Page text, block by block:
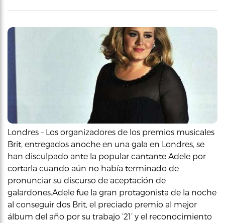
Londres – Los organizadores de los premios musicales
Brit, entregados anoche en una gala en Londres, se
han disculpado ante la popular cantante Adele por
cortarla cuando aún no había terminado de
pronunciar su discurso de aceptación de
galardones.Adele fue la gran protagonista de la noche
al conseguir dos Brit, el preciado premio al mejor
álbum del año por su trabajo ’21’ y el reconocimiento